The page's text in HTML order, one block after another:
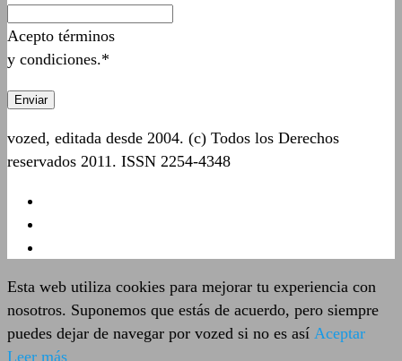
Acepto términos
y condiciones.*
vozed, editada desde 2004. (c) Todos los Derechos
reservados 2011. ISSN 2254-4348
Esta web utiliza cookies para mejorar tu experiencia con
nosotros. Suponemos que estás de acuerdo, pero siempre
puedes dejar de navegar por vozed si no es así Aceptar
Leer más